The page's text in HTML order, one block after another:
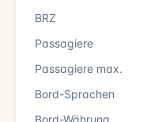
BRZ
Passagiere
Passagiere max.
Bord-Sprachen
Bord-Währung